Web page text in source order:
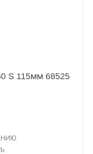
S 115мм 68525